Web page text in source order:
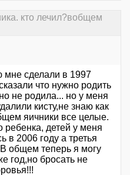
кто лечил?вобщем
мне сделали в 1997
что нужно родить
не родила... но у меня
кисту,не знаю как
яичники все целые.
ребенка, детей у меня
в 2006 году а третья
В общем теперь я могу
год,но бросать не